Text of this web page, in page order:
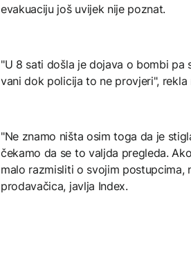
evakuaciju još uvijek nije poznat.
"U 8 sati došla je dojava o bombi pa
vani dok policija to ne provjeri",
"Ne znamo ništa osim toga da je
čekamo da se to valjda pregleda.
malo razmisliti o svojim postupcima,
prodavačica, javlja Index.